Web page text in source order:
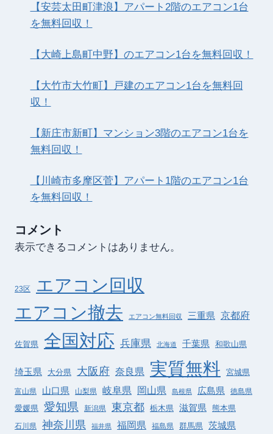
【安芸太田町津浪】アパート2階のエアコン1台
を無料回収！
【大崎上島町中野】のエアコン1台を無料回収！
【大竹市大竹町】戸建のエアコン1台を無料回
収！
【新庄市新町】マンション3階のエアコン1台を
無料回収！
【川崎市多摩区菅】アパート1階のエアコン1台
を無料回収！
コメント
表示できるコメントはありません。
23区 エアコン回収
エアコン撤去 エアコン無料回収 三重県 京都府
佐賀県 全国対応 兵庫県 北海道 千葉県 和歌山県
埼玉県 大分県 大阪府 奈良県 実質無料 宮城県
富山県 山口県 山梨県 岐阜県 岡山県 島根県 広島県
徳島県
愛媛県
愛知県 新潟県 東京都 栃木県 滋賀県 熊本県
石川県 神奈川県 福井県 福岡県 福島県 群馬県 茨城県